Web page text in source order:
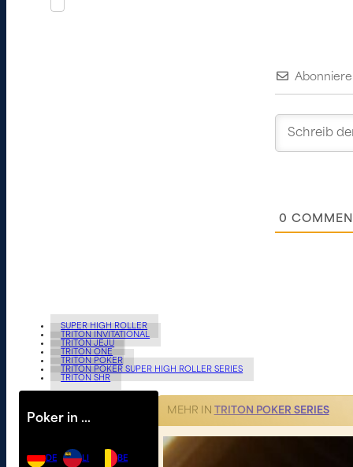
0
SUPER HIGH ROLLER
TRITON INVITATIONAL
TRITON JEJU
TRITON ONE
TRITON POKER
TRITON POKER SUPER HIGH ROLLER SERIES
TRITON SHR
Poker in …
DE LI BE
MEHR IN TRITON POKER SERIES